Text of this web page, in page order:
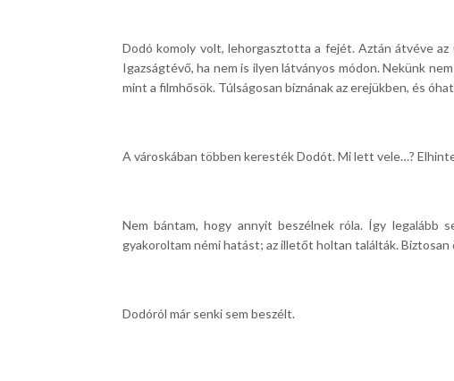
Dodó komoly volt, lehorgasztotta a fejét. Aztán átvéve
Igazságtévő, ha nem is ilyen látványos módon. Nekünk
mint a filmhősök. Túlságosan bíznának az erejükben, és
A városkában többen keresték Dodót. Mi lett vele…?
Nem bántam, hogy annyit beszélnek róla. Így legalább
gyakoroltam némi hatást; az illetőt holtan találták.
Dodóról már senki sem beszélt.